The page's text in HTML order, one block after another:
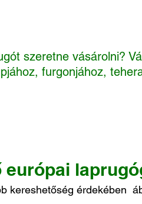
szeretne vásárolni?
furgonjához,
európai
kereshetőség érdekében